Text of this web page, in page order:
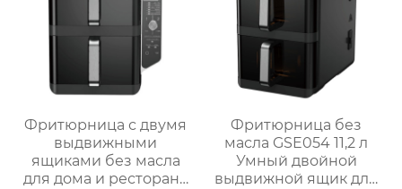
Фритюрница с двумя
выдвижными
ящиками без масла
для дома и ресторана
Фритюрница без
масла GSE054 11,2 л
Умный двойной
выдвижной ящик для